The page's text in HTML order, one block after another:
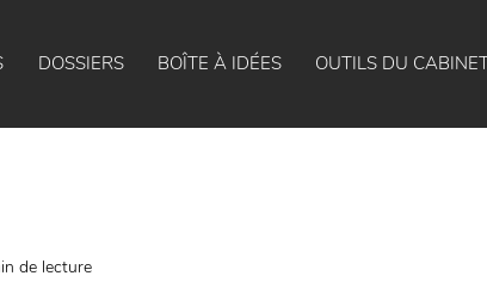
DOSSIERS BOÎTE À IDÉES OUTILS DU
de lecture